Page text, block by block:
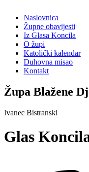
Naslovnica
Župne obavijesti
Iz Glasa Koncila
O župi
Katolički kalendar
Duhovna misao
Kontakt
Župa Blažene
Ivanec Bistranski
Glas